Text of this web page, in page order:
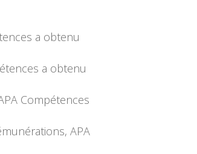
a obtenu
a obtenu
Compétences
APA